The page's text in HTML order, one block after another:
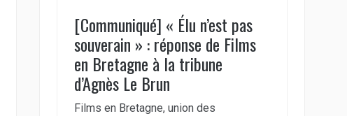
[Communiqué] « Élu n’est pas
souverain » : réponse de Films
en Bretagne à la tribune
d’Agnès Le Brun
Films en Bretagne, union des